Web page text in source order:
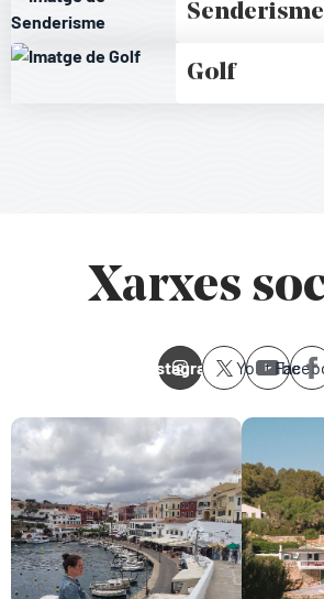
Senderisme
Golf
Xarxes
Instagram Youtube